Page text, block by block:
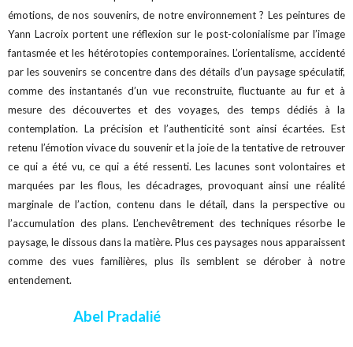
émotions, de nos souvenirs, de notre environnement ? Les peintures de
Yann Lacroix portent une réflexion sur le post-colonialisme par l’image
fantasmée et les hétérotopies contemporaines. L’orientalisme, accidenté
par les souvenirs se concentre dans des détails d’un paysage spéculatif,
comme des instantanés d’un vue reconstruite, fluctuante au fur et à
mesure des découvertes et des voyages, des temps dédiés à la
contemplation. La précision et l’authenticité sont ainsi écartées. Est
retenu l’émotion vivace du souvenir et la joie de la tentative de retrouver
ce qui a été vu, ce qui a été ressenti. Les lacunes sont volontaires et
marquées par les flous, les décadrages, provoquant ainsi une réalité
marginale de l’action, contenu dans le détail, dans la perspective ou
l’accumulation des plans. L’enchevêtrement des techniques résorbe le
paysage, le dissous dans la matière. Plus ces paysages nous apparaissent
comme des vues familières, plus ils semblent se dérober à notre
entendement.
Abel Pradalié